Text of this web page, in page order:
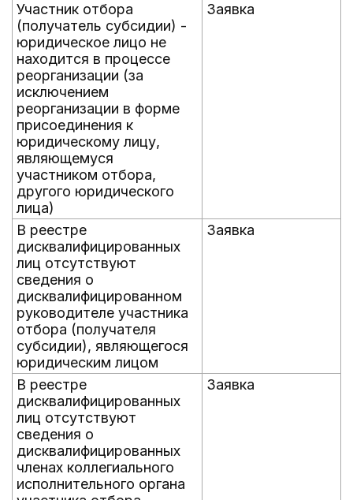
Участник отбора
(получатель субсидии) -
юридическое лицо не
находится в процессе
реорганизации (за
исключением
реорганизации в форме
присоединения к
юридическому лицу,
являющемуся
участником отбора,
другого юридического
лица)
Заявка
В реестре
дисквалифицированных
лиц отсутствуют
сведения о
дисквалифицированном
руководителе участника
отбора (получателя
субсидии), являющегося
юридическим лицом
Заявка
В реестре
дисквалифицированных
лиц отсутствуют
сведения о
дисквалифицированных
членах коллегиального
исполнительного органа
Заявка